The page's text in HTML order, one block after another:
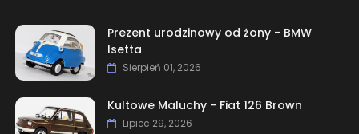
Prezent urodzinowy od żony - BMW
Isetta
Sierpień 01, 2026
Kultowe Maluchy - Fiat 126 Brown
Lipiec 29, 2026